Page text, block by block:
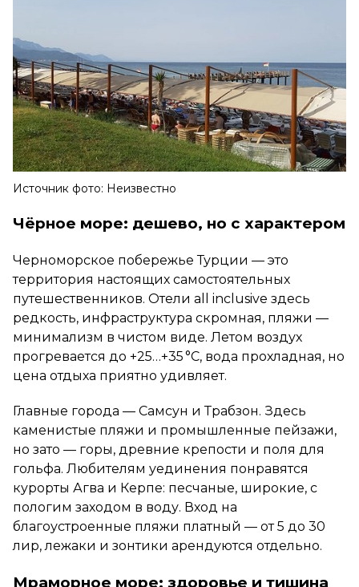
Источник фото: Неизвестно
Чёрное море: дешево, но с характером
Черноморское побережье Турции — это
территория настоящих самостоятельных
путешественников. Отели all inclusive здесь
редкость, инфраструктура скромная, пляжи —
минимализм в чистом виде. Летом воздух
прогревается до +25…+35 °C, вода прохладная, но
цена отдыха приятно удивляет.
Главные города — Самсун и Трабзон. Здесь
каменистые пляжи и промышленные пейзажи,
но зато — горы, древние крепости и поля для
гольфа. Любителям уединения понравятся
курорты Агва и Керпе: песчаные, широкие, с
пологим заходом в воду. Вход на
благоустроенные пляжи платный — от 5 до 30
лир, лежаки и зонтики арендуются отдельно.
Мраморное море: здоровье и тишина